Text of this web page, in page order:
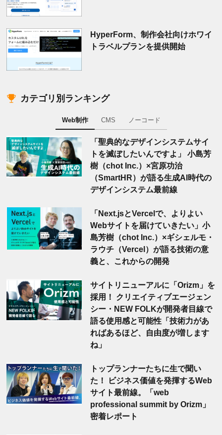
HyperForm、制作会社向けホワイ
トラベルプランを提供開始
カテゴリ別ランキング
Web制作 CMS ノーコード
「聖典的なデザインシステムサイ
トを滅ぼしたいんですよ」 小島芳
樹（chot Inc.）×宮原功治
（SmartHR）が語る生成AI時代の
デザインシステム最前線
「Next.jsとVercelで、よりよい
Webサイトを届けていきたい」小
島芳樹（chot Inc.）×ギシェルモ・
ラウチ（Vercel）が語る技術の意
義と、これからの開発
サイトリニューアルに「Orizm」を
採用！ クリエイティブエージェン
シー・NEW FOLKが開発者目線で
語る使用感と可能性「技術力があ
ればあるほど、自由度が増します
ね」
トップランナーたちに生で聞い
た！ ビジネス価値を発揮するWeb
サイト最前線。「web
professional summit by Orizm」
密着レポート